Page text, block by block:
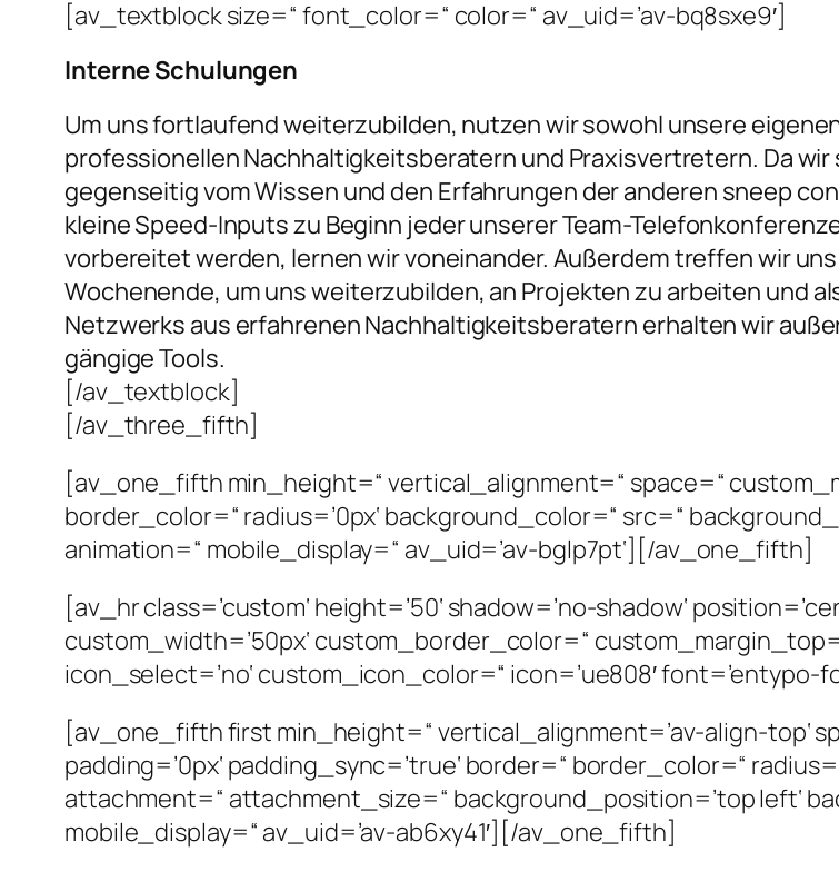
[av_textblock size=“ font_color=“ color=“ av_uid=’av-bq8sxe9′]
Interne Schulungen
Um uns fortlaufend weiterzubilden, nutzen wir sowohl unsere
professionellen Nachhaltigkeitsberatern und Praxisvertretern. Da
gegenseitig vom Wissen und den Erfahrungen der anderen sneep
kleine Speed-Inputs zu Beginn jeder unserer Team-
vorbereitet werden, lernen wir voneinander. Außerdem treffen wir
Wochenende, um uns weiterzubilden, an Projekten zu arbeiten und
Netzwerks aus erfahrenen Nachhaltigkeitsberatern erhalten wir
gängige Tools.
[/av_textblock]
[/av_three_fifth]
[av_one_fifth min_height=“ vertical_alignment=“ space=“
border_color=“ radius=’0px‘ background_color=“ src=“
animation=“ mobile_display=“ av_uid=’av-bglp7pt‘][/av_one_fifth]
[av_hr class=’custom‘ height=’50‘ shadow=’no-shadow‘
custom_width=’50px‘ custom_border_color=“
icon_select=’no‘ custom_icon_color=“ icon=’ue808′ font=’entypo-
[av_one_fifth first min_height=“ vertical_alignment=’av-align-top‘
padding=’0px‘ padding_sync=’true‘ border=“ border_color=“
attachment=“ attachment_size=“ background_position=’top left‘
mobile_display=“ av_uid=’av-ab6xy41′][/av_one_fifth]